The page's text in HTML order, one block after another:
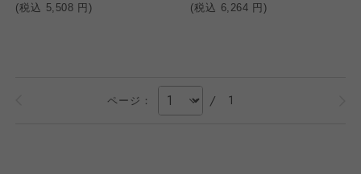
(税込 5,508 円)
(税込 6,264 円)
ページ： / 1